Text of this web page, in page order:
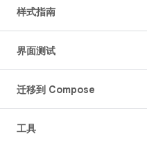
样式指南
界面测试
迁移到 Compose
工具